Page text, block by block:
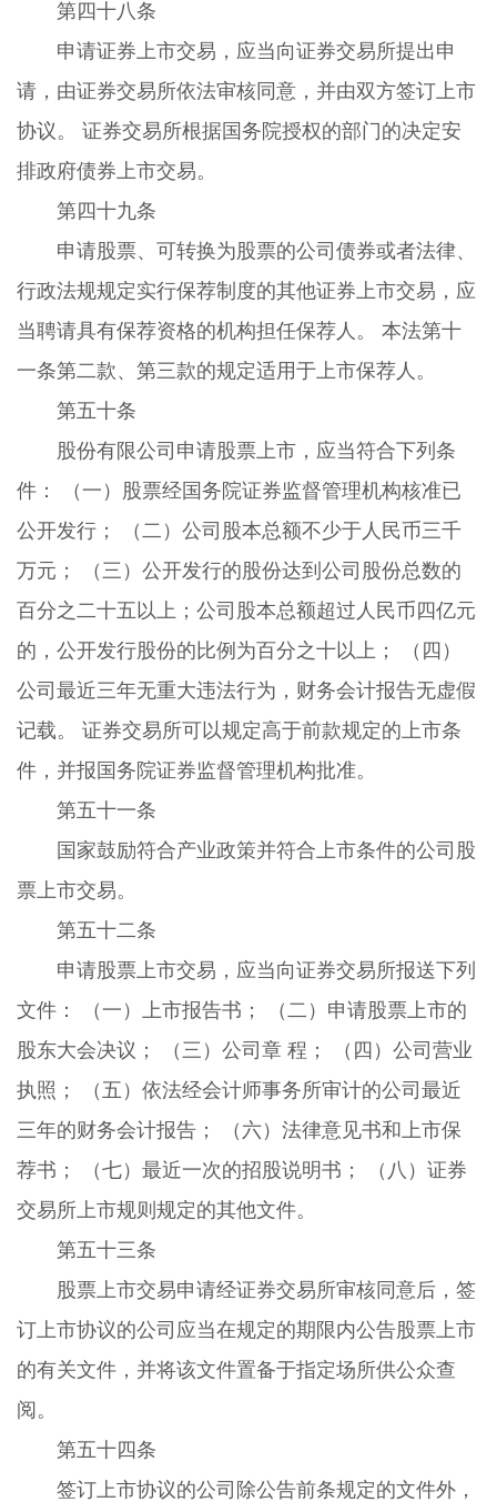
第四十八条
申请证券上市交易，应当向证券交易所提出申
请，由证券交易所依法审核同意，并由双方签订上市
协议。 证券交易所根据国务院授权的部门的决定安
排政府债券上市交易。
第四十九条
申请股票、可转换为股票的公司债券或者法律、
行政法规规定实行保荐制度的其他证券上市交易，应
当聘请具有保荐资格的机构担任保荐人。 本法第十
一条第二款、第三款的规定适用于上市保荐人。
第五十条
股份有限公司申请股票上市，应当符合下列条
件： （一）股票经国务院证券监督管理机构核准已
公开发行； （二）公司股本总额不少于人民币三千
万元； （三）公开发行的股份达到公司股份总数的
百分之二十五以上；公司股本总额超过人民币四亿元
的，公开发行股份的比例为百分之十以上； （四）
公司最近三年无重大违法行为，财务会计报告无虚假
记载。 证券交易所可以规定高于前款规定的上市条
件，并报国务院证券监督管理机构批准。
第五十一条
国家鼓励符合产业政策并符合上市条件的公司股
票上市交易。
第五十二条
申请股票上市交易，应当向证券交易所报送下列
文件： （一）上市报告书； （二）申请股票上市的
股东大会决议； （三）公司章 程； （四）公司营业
执照； （五）依法经会计师事务所审计的公司最近
三年的财务会计报告； （六）法律意见书和上市保
荐书； （七）最近一次的招股说明书； （八）证券
交易所上市规则规定的其他文件。
第五十三条
股票上市交易申请经证券交易所审核同意后，签
订上市协议的公司应当在规定的期限内公告股票上市
的有关文件，并将该文件置备于指定场所供公众查
阅。
第五十四条
签订上市协议的公司除公告前条规定的文件外，